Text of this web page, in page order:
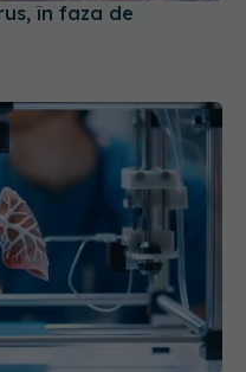
în faza de